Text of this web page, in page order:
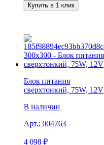
Купить в 1 клик
Блок питания
сверxтонкий, 75W, 12V
В наличии
Арт.: 004763
4 098 ₽